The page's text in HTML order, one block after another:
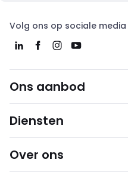
Volg ons op sociale media
Ons aanbod
Diensten
Over ons